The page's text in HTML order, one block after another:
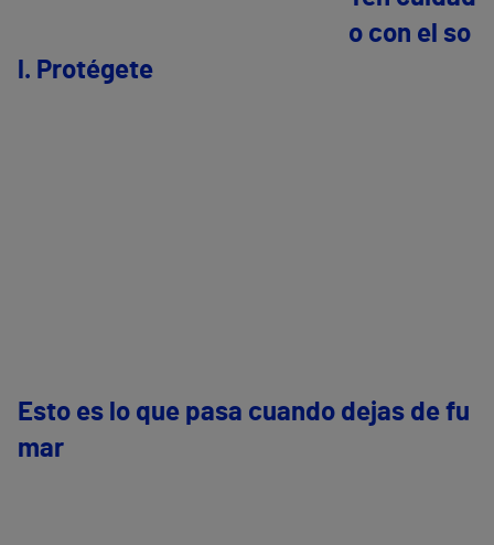
o con el so
l. Protégete
Esto es lo que pasa cuando dejas de fu
mar